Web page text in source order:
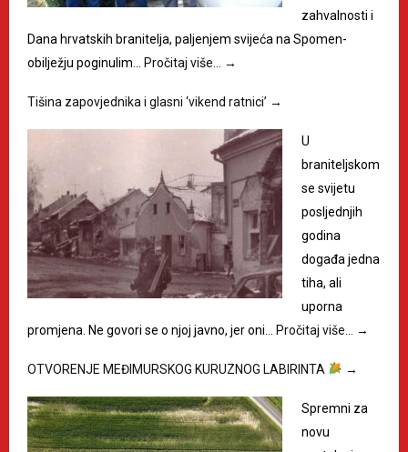
zahvalnosti i
Dana hrvatskih branitelja, paljenjem svijeća na Spomen-
obilježju poginulim… Pročitaj više… →
Tišina zapovjednika i glasni ‘vikend ratnici’ →
U
braniteljskom
se svijetu
posljednjih
godina
događa jedna
tiha, ali
uporna
promjena. Ne govori se o njoj javno, jer oni… Pročitaj više… →
OTVORENJE MEĐIMURSKOG KURUZNOG LABIRINTA →
Spremni za
novu